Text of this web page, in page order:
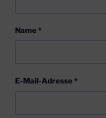
Name*
E-Mail-Adresse*